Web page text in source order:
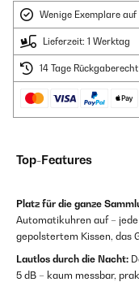
Wenige Exemplare
Lieferzeit: 1 Werktag
14 Tage Rückgaberecht
Top-Features
Platz für die ganze
Automatikuhren auf –
gepolstertem Kissen, das
Lautlos durch die Nacht:
5 dB – kaum messbar,